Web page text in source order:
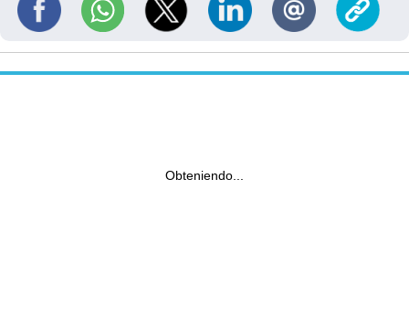
Obteniendo...